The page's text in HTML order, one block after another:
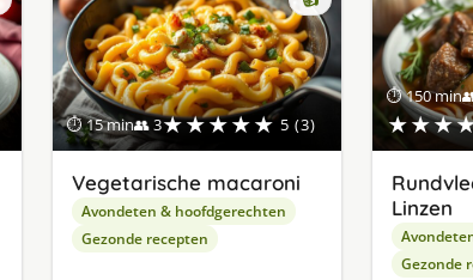
⏱ 15 min👥 3★★★★★ 5 (3)
Vegetarische macaroni
Avondeten & hoofdgerechten
Gezonde recepten
⏱ 150 min
Linzen
Gezonde